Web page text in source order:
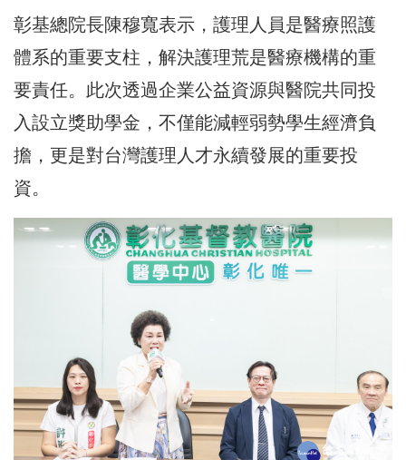
彰基總院長陳穆寬表示，護理人員是醫療照護
體系的重要支柱，解決護理荒是醫療機構的重
要責任。此次透過企業公益資源與醫院共同投
入設立獎助學金，不僅能減輕弱勢學生經濟負
擔，更是對台灣護理人才永續發展的重要投
資。